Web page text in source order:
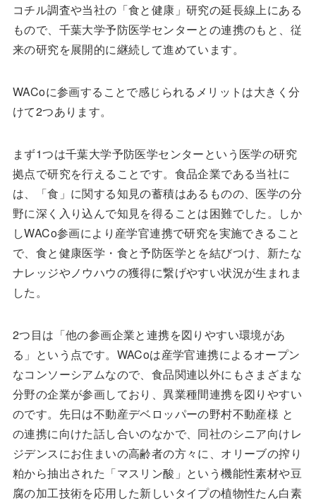
コチル調査や当社の「食と健康」研究の延長線上にある
もので、千葉大学予防医学センターとの連携のもと、従
来の研究を展開的に継続して進めています。
WACoに参画することで感じられるメリットは大きく分
けて2つあります。
まず1つは千葉大学予防医学センターという医学の研究
拠点で研究を行えることです。食品企業である当社に
は、「食」に関する知見の蓄積はあるものの、医学の分
野に深く入り込んで知見を得ることは困難でした。しか
しWACo参画により産学官連携で研究を実施できること
で、食と健康医学・食と予防医学とを結びつけ、新たな
ナレッジやノウハウの獲得に繋げやすい状況が生まれま
した。
2つ目は「他の参画企業と連携を図りやすい環境があ
る」という点です。WACoは産学官連携によるオープン
なコンソーシアムなので、食品関連以外にもさまざまな
分野の企業が参画しており、異業種間連携を図りやすい
のです。先日は不動産デベロッパーの野村不動産様 と
の連携に向けた話し合いのなかで、同社のシニア向けレ
ジデンスにお住まいの高齢者の方々に、オリーブの搾り
粕から抽出された「マスリン酸」という機能性素材や豆
腐の加工技術を応用した新しいタイプの植物性たん白素